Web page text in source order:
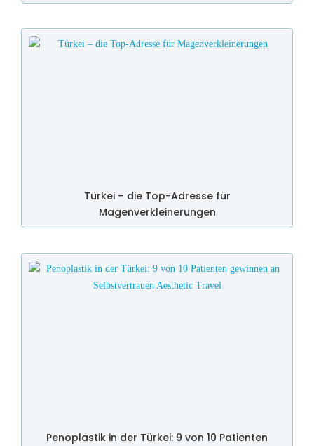
Türkei – die Top-Adresse für
Magenverkleinerungen
Penoplastik in der Türkei: 9 von 10 Patienten